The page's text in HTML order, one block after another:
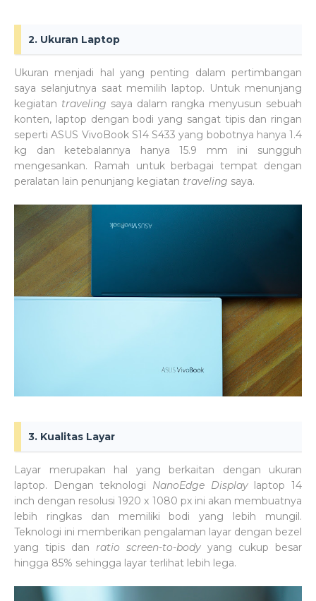
2. Ukuran Laptop
Ukuran menjadi hal yang penting dalam pertimbangan
saya selanjutnya saat memilih laptop. Untuk menunjang
kegiatan traveling saya dalam rangka menyusun sebuah
konten, laptop dengan bodi yang sangat tipis dan ringan
seperti ASUS VivoBook S14 S433 yang bobotnya hanya 1.4
kg dan ketebalannya hanya 15.9 mm ini sungguh
mengesankan. Ramah untuk berbagai tempat dengan
peralatan lain penunjang kegiatan traveling saya.
3. Kualitas Layar
Layar merupakan hal yang berkaitan dengan ukuran
laptop. Dengan teknologi NanoEdge Displaylaptop 14
inch dengan resolusi 1920 x 1080 px ini akan membuatnya
lebih ringkas dan memiliki bodi yang lebih mungil.
Teknologi ini memberikan pengalaman layar dengan bezel
yang tipis dan ratio screen-to-body yang cukup besar
hingga 85% sehingga layar terlihat lebih lega.